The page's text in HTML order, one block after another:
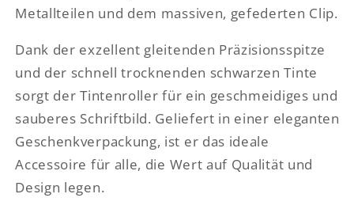
Metallteilen und dem massiven, gefederten Clip.
Dank der exzellent gleitenden Präzisionsspitze
und der schnell trocknenden schwarzen Tinte
sorgt der Tintenroller für ein geschmeidiges und
sauberes Schriftbild. Geliefert in einer eleganten
Geschenkverpackung, ist er das ideale
Accessoire für alle, die Wert auf Qualität und
Design legen.